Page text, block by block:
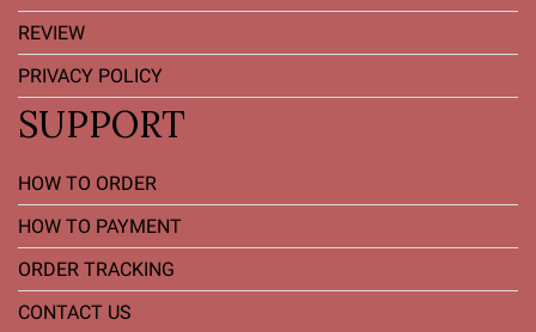
REVIEW
PRIVACY POLICY
SUPPORT
HOW TO ORDER
HOW TO PAYMENT
ORDER TRACKING
CONTACT US